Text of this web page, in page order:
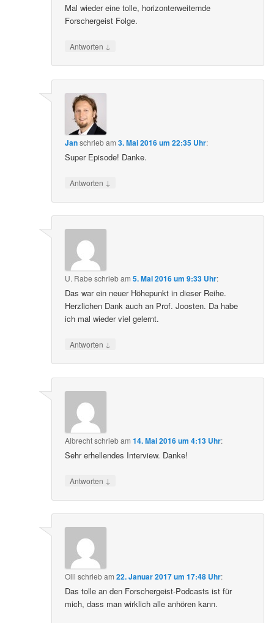
Mal wieder eine tolle, horizonterweiternde
Forschergeist Folge.
Antworten ↓
Janschriebam3. Mai 2016 um 22:35 Uhr:
Super Episode! Danke.
Antworten ↓
U. Rabe schriebam5. Mai 2016 um 9:33 Uhr:
Das war ein neuer Höhepunkt in dieser Reihe.
Herzlichen Dank auch an Prof. Joosten. Da habe
ich mal wieder viel gelernt.
Antworten ↓
Albrechtschriebam14. Mai 2016 um 4:13 Uhr:
Sehr erhellendes Interview. Danke!
Antworten ↓
Olli schriebam22. Januar 2017 um 17:48 Uhr:
Das tolle an den Forschergeist-Podcasts ist für
mich, dass man wirklich alle anhören kann.